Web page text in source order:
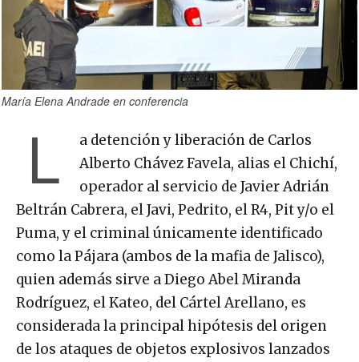
María Elena Andrade en conferencia
L
a detención y liberación de Carlos
Alberto Chávez Favela, alias el Chichí,
operador al servicio de Javier Adrián
Beltrán Cabrera, el Javi, Pedrito, el R4, Pit y/o el
Puma, y el criminal únicamente identificado
como la Pájara (ambos de la mafia de Jalisco),
quien además sirve a Diego Abel Miranda
Rodríguez, el Kateo, del Cártel Arellano, es
considerada la principal hipótesis del origen
de los ataques de objetos explosivos lanzados